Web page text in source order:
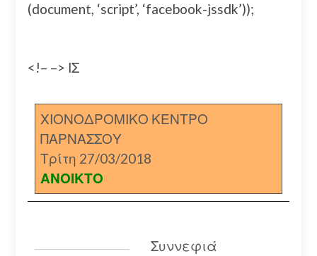
(document, ‘script’, ‘facebook-jssdk’));
<!– –> ΙΣ
ΧΙΟΝΟΔΡΟΜΙΚΟ ΚΕΝΤΡΟ
ΠΑΡΝΑΣΣΟΥ
Τρίτη 27/03/2018
ΑΝΟΙΚΤΟ
Συννεφιά